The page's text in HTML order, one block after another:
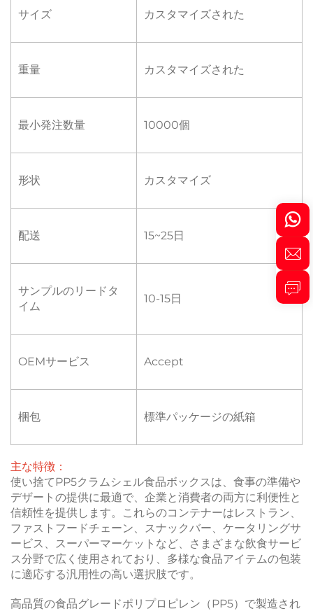
サイズ カスタマイズされた
重量 カスタマイズされた
最小発注数量 10000個
形状 カスタマイズ
配送 15~25日
サンプルのリードタ
イム
10-15日
OEMサービス Accept
梱包 標準パッケージの紙箱
主な特徴：
使い捨てPP5クラムシェル食品ボックスは、食事の準備や
デザートの提供に最適で、企業と消費者の両方に利便性と
信頼性を提供します。これらのコンテナーはレストラン、
ファストフードチェーン、スナックバー、ケータリングサ
ービス、スーパーマーケットなど、さまざまな飲食サービ
ス分野で広く使用されており、多様な食品アイテムの包装
に適応する汎用性の高い選択肢です。
高品質の食品グレードポリプロピレン（PP5）で製造され